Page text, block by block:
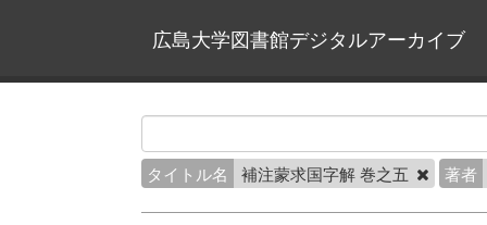
広島大学図書館デジタルアーカイブ
タイトル名 補注蒙求国字解 巻之五 著者